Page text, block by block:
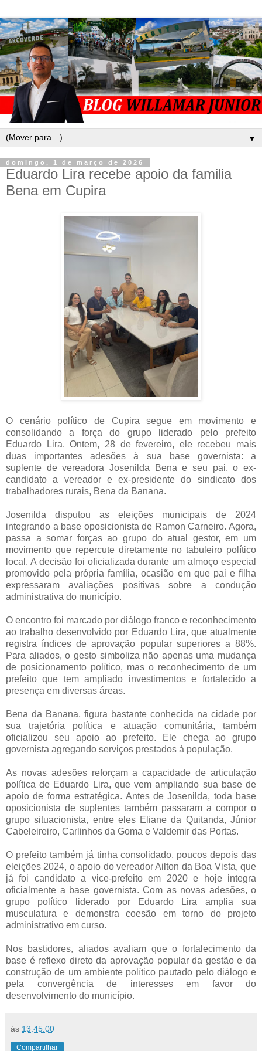
▼
domingo, 1 de março de 2026
Eduardo Lira recebe apoio da familia
Bena em Cupira
O cenário político de Cupira segue em movimento e
consolidando a força do grupo liderado pelo prefeito
Eduardo Lira. Ontem, 28 de fevereiro, ele recebeu mais
duas importantes adesões à sua base governista: a
suplente de vereadora Josenilda Bena e seu pai, o ex-
candidato a vereador e ex-presidente do sindicato dos
trabalhadores rurais, Bena da Banana.
Josenilda disputou as eleições municipais de 2024
integrando a base oposicionista de Ramon Carneiro. Agora,
passa a somar forças ao grupo do atual gestor, em um
movimento que repercute diretamente no tabuleiro político
local. A decisão foi oficializada durante um almoço especial
promovido pela própria família, ocasião em que pai e filha
expressaram avaliações positivas sobre a condução
administrativa do município.
O encontro foi marcado por diálogo franco e reconhecimento
ao trabalho desenvolvido por Eduardo Lira, que atualmente
registra índices de aprovação popular superiores a 88%.
Para aliados, o gesto simboliza não apenas uma mudança
de posicionamento político, mas o reconhecimento de um
prefeito que tem ampliado investimentos e fortalecido a
presença em diversas áreas.
Bena da Banana, figura bastante conhecida na cidade por
sua trajetória política e atuação comunitária, também
oficializou seu apoio ao prefeito. Ele chega ao grupo
governista agregando serviços prestados à população.
As novas adesões reforçam a capacidade de articulação
política de Eduardo Lira, que vem ampliando sua base de
apoio de forma estratégica. Antes de Josenilda, toda base
oposicionista de suplentes também passaram a compor o
grupo situacionista, entre eles Eliane da Quitanda, Júnior
Cabeleireiro, Carlinhos da Goma e Valdemir das Portas.
O prefeito também já tinha consolidado, poucos depois das
eleições 2024, o apoio do vereador Ailton da Boa Vista, que
já foi candidato a vice-prefeito em 2020 e hoje integra
oficialmente a base governista. Com as novas adesões, o
grupo político liderado por Eduardo Lira amplia sua
musculatura e demonstra coesão em torno do projeto
administrativo em curso.
Nos bastidores, aliados avaliam que o fortalecimento da
base é reflexo direto da aprovação popular da gestão e da
construção de um ambiente político pautado pelo diálogo e
pela convergência de interesses em favor do
desenvolvimento do município.
às 13:45:00
Compartilhar